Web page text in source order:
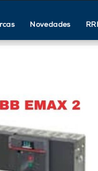
Novedades